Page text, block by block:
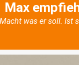
Max
was er soll. Ist